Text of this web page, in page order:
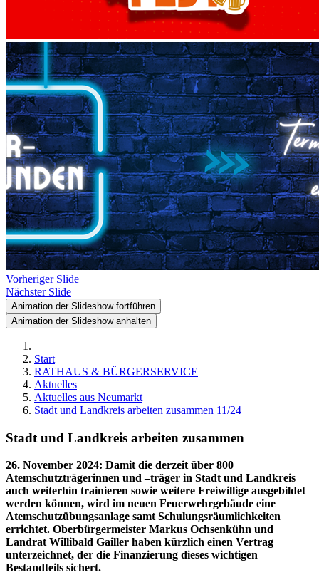
Vorheriger Slide
Nächster Slide
Animation der Slideshow fortführen
Animation der Slideshow anhalten
Start
RATHAUS & BÜRGERSERVICE
Aktuelles
Aktuelles aus Neumarkt
Stadt und Landkreis arbeiten zusammen 11/24
Stadt und Landkreis arbeiten zusammen
26. November 2024: Damit die derzeit über 800
Atemschutzträgerinnen und –träger in Stadt und Landkreis
auch weiterhin trainieren sowie weitere Freiwillige ausgebildet
werden können, wird im neuen Feuerwehrgebäude eine
Atemschutzübungsanlage samt Schulungsräumlichkeiten
errichtet. Oberbürgermeister Markus Ochsenkühn und
Landrat Willibald Gailler haben kürzlich einen Vertrag
unterzeichnet, der die Finanzierung dieses wichtigen
Bestandteils sichert.